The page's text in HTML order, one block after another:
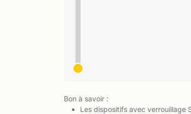
Bon à savoir :
Les dispositifs avec verrouillage